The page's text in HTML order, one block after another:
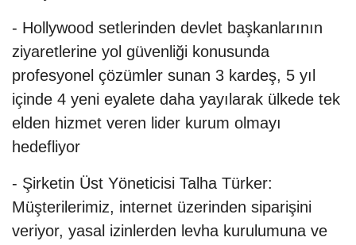
- Hollywood setlerinden devlet başkanlarının
ziyaretlerine yol güvenliği konusunda
profesyonel çözümler sunan 3 kardeş, 5 yıl
içinde 4 yeni eyalete daha yayılarak ülkede tek
elden hizmet veren lider kurum olmayı
hedefliyor
- Şirketin Üst Yöneticisi Talha Türker:
Müşterilerimiz, internet üzerinden siparişini
veriyor, yasal izinlerden levha kurulumuna ve